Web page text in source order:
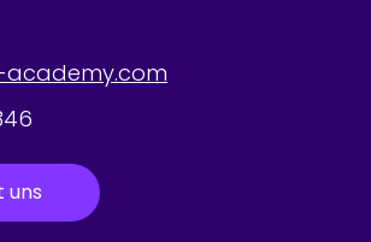
academy.com
uns